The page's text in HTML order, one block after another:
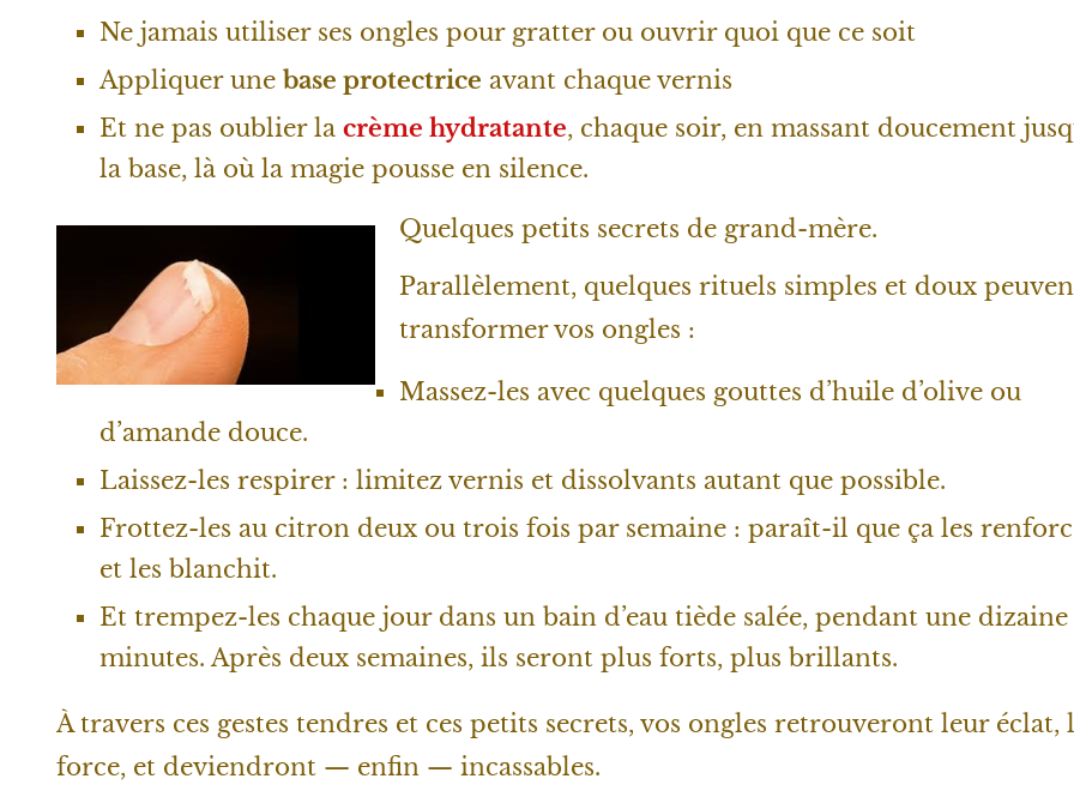
Ne jamais utiliser ses ongles pour gratter ou ouvrir quoi que ce soit
Appliquer une base protectrice avant chaque vernis
Et ne pas oublier la crème hydratante, chaque soir, en massant doucement
la base, là où la magie pousse en silence.
Quelques petits secrets de grand-mère.
Parallèlement, quelques rituels simples et doux
transformer vos ongles :
Massez-les avec quelques gouttes d’huile d’olive ou
d’amande douce.
Laissez-les respirer : limitez vernis et dissolvants autant que possible.
Frottez-les au citron deux ou trois fois par semaine : paraît-il que ça les
et les blanchit.
Et trempez-les chaque jour dans un bain d’eau tiède salée, pendant une dizaine
minutes. Après deux semaines, ils seront plus forts, plus brillants.
À travers ces gestes tendres et ces petits secrets, vos ongles retrouveront leur éclat,
force, et deviendront — enfin — incassables.